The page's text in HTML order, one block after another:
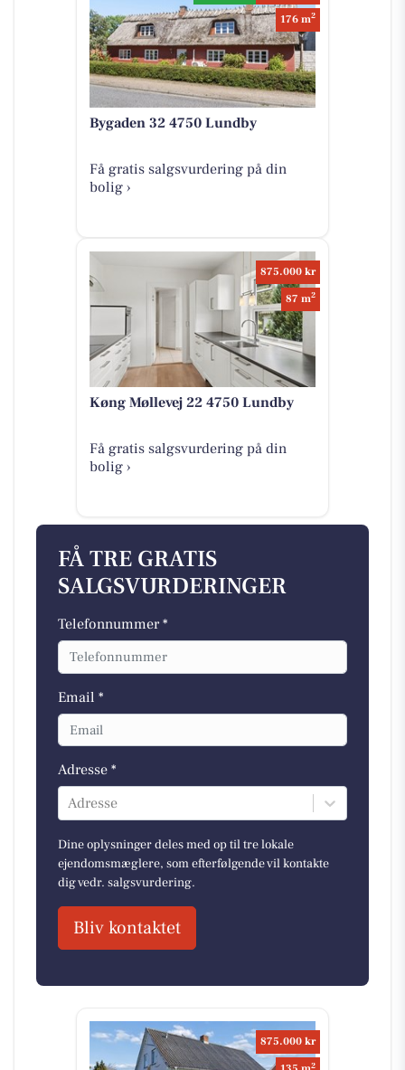
176 m2
Bygaden 32 4750 Lundby
Få gratis salgsvurdering på din
bolig ›
875.000 kr
87 m2
Køng Møllevej 22 4750 Lundby
Få gratis salgsvurdering på din
bolig ›
FÅ TRE GRATIS
SALGSVURDERINGER
Telefonnummer *
Email *
Adresse *
Adresse
Dine oplysninger deles med op til tre lokale
ejendomsmæglere, som efterfølgende vil kontakte
dig vedr. salgsvurdering.
Bliv kontaktet
875.000 kr
2